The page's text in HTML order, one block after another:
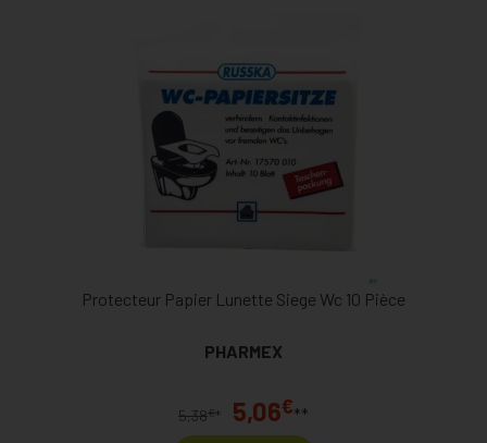
Protecteur Papier Lunette Siege Wc 10 Pièce
PHARMEX
5,38€* 5,06€**